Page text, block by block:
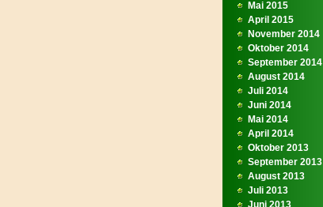
Mai 2015
April 2015
November 2014
Oktober 2014
September 2014
August 2014
Juli 2014
Juni 2014
Mai 2014
April 2014
Oktober 2013
September 2013
August 2013
Juli 2013
Juni 2013